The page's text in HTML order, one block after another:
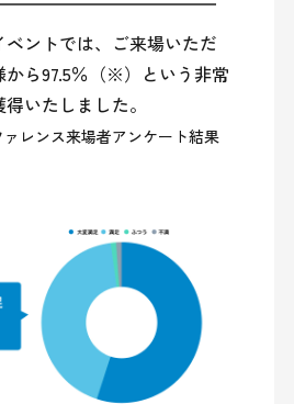
ントでは、ご来場いただ
から97.5％（※）という非常
レンス来場者アンケート結果